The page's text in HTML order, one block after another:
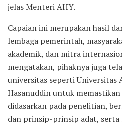
jelas Menteri AHY.
Capaian ini merupakan hasil
lembaga pemerintah,
akademik, dan mitra
mengatakan, pihaknya juga
universitas seperti Universitas
Hasanuddin untuk
didasarkan pada penelitian,
dan prinsip-prinsip adat, serta